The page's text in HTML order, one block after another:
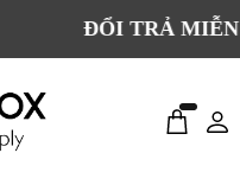
ĐỔI TRẢ MIỄN PHÍ